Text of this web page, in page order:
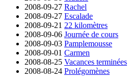
2008-09-27 Rachel
2008-09-27 Escalade
2008-09-21 22 kilomètres
2008-09-06 Journée de cours
2008-09-03 Pamplemousse
2008-09-01 Carmen
2008-08-25 Vacances terminées
2008-08-24 Prolégomènes